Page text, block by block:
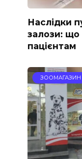
Наслідки
залози: що
пацієнтам
ЗООМАГАЗИН